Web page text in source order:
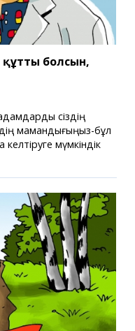
болсын,
сіздің
мамандығыңыз-бұл
мүмкіндік